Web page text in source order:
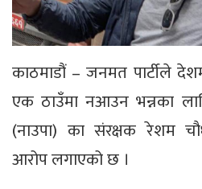
काठमाडौं – जनमत पार्टीले
एक ठाउँमा नआउन भन्नका
(नाउपा) का संरक्षक रेशम
आरोप लगाएको छ ।